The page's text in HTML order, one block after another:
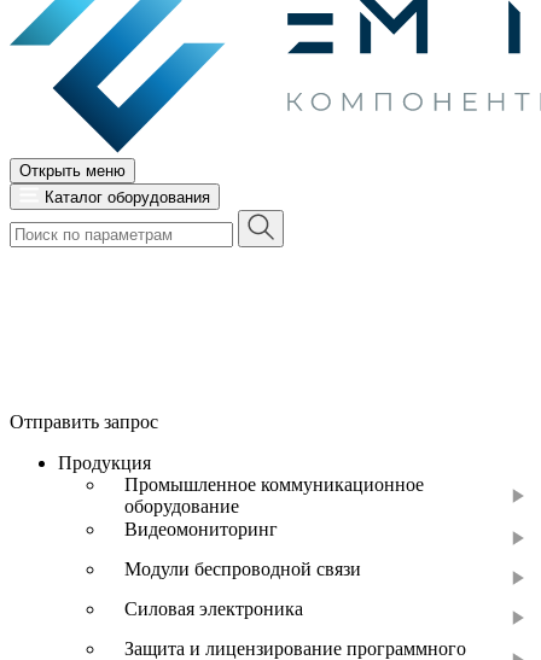
Открыть меню
Каталог оборудования
Отправить запрос
Продукция
Промышленное коммуникационное
оборудование
Видеомониторинг
Модули беспроводной связи
Силовая электроника
Защита и лицензирование программного